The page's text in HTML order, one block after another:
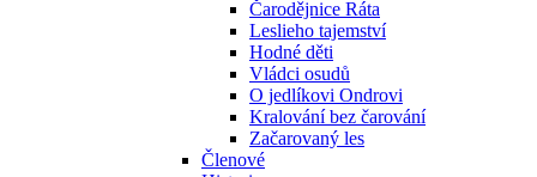
Čarodějnice Ráta
Leslieho tajemství
Hodné děti
Vládci osudů
O jedlíkovi Ondrovi
Kralování bez čarování
Začarovaný les
Členové